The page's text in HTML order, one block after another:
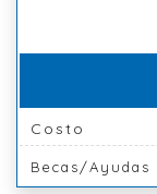
Costo
Becas/Ayudas